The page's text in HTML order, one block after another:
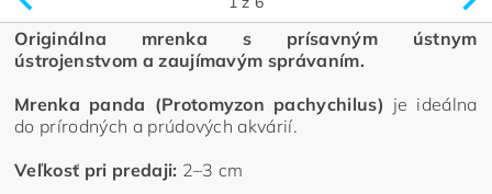
Originálna mrenka s prísavným ústnym
ústrojenstvom a zaujímavým správaním.
Mrenka panda (Protomyzon pachychilus) je ideálna
do prírodných a prúdových akvárií.
Veľkosť pri predaji: 2–3 cm